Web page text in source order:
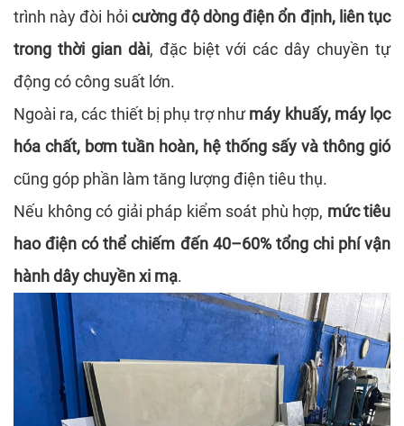
trình này đòi hỏi cường độ dòng điện ổn định, liên tục
trong thời gian dài, đặc biệt với các dây chuyền tự
động có công suất lớn.
Ngoài ra, các thiết bị phụ trợ nhưmáy khuấy, máy lọc
hóa chất, bơm tuần hoàn, hệ thống sấy và thông gió
cũng góp phần làm tăng lượng điện tiêu thụ.
Nếu không có giải pháp kiểm soát phù hợp, mức tiêu
hao điện có thể chiếm đến 40–60% tổng chi phí vận
hành dây chuyền xi mạ.